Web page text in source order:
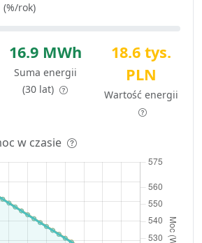
rok)
16.9 MWh
Suma energii
(30 lat)
18.6 tys.
PLN
Wartość energii
w czasie